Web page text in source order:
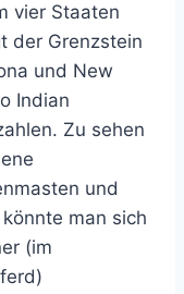
vier Staaten
der Grenzstein
und New
Indian
Zu sehen
und
man sich
(im